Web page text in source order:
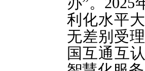
利化水平
无差别受
国互通互